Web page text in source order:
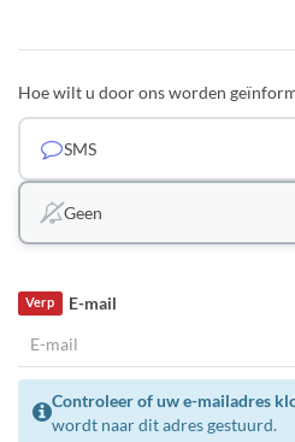
Hoe wilt u door ons worden
SMS
Geen
E-mail
Verp
Controleer of uw e-mailadres
wordt naar dit adres gestuurd.